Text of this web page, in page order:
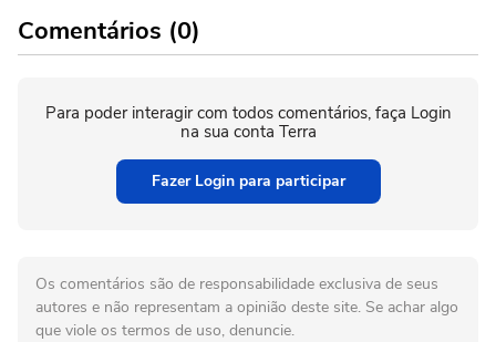
Comentários (0)
Para poder interagir com todos comentários, faça Login
na sua conta Terra
Fazer Login para participar
Os comentários são de responsabilidade exclusiva de seus
autores e não representam a opinião deste site. Se achar algo
que viole os termos de uso, denuncie.